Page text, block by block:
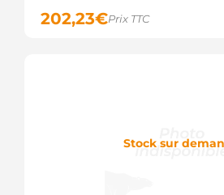
202,23€Prix TTC
Stock sur